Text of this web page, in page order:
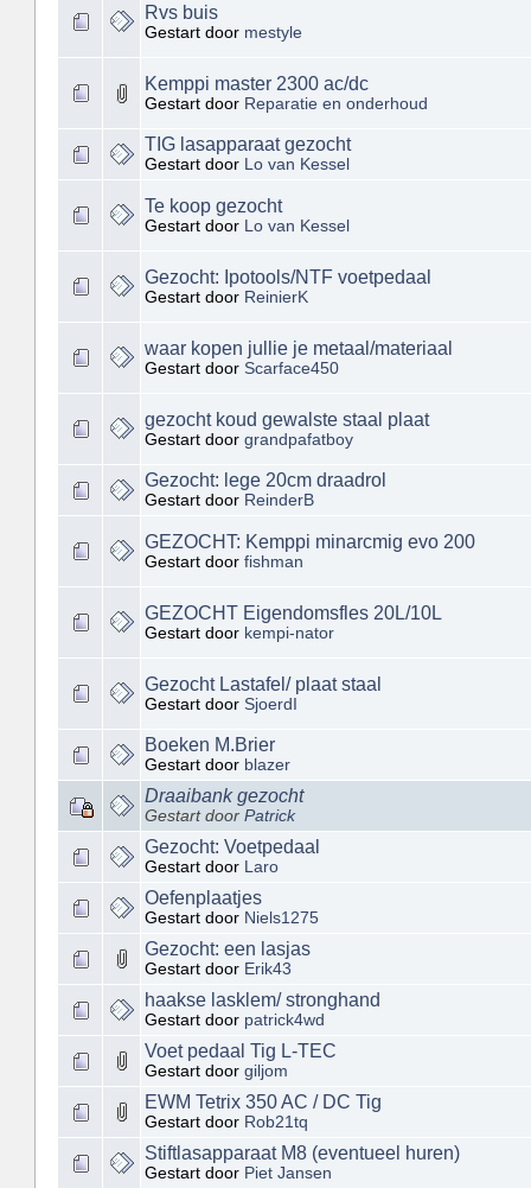
Rvs buis
Gestart door mestyle
Kemppi master 2300 ac/dc
Gestart door Reparatie en onderhoud
TIG lasapparaat gezocht
Gestart door Lo van Kessel
Te koop gezocht
Gestart door Lo van Kessel
Gezocht: Ipotools/NTF voetpedaal
Gestart door ReinierK
waar kopen jullie je metaal/materiaal
Gestart door Scarface450
gezocht koud gewalste staal plaat
Gestart door grandpafatboy
Gezocht: lege 20cm draadrol
Gestart door ReinderB
GEZOCHT: Kemppi minarcmig evo 200
Gestart door fishman
GEZOCHT Eigendomsfles 20L/10L
Gestart door kempi-nator
Gezocht Lastafel/ plaat staal
Gestart door SjoerdI
Boeken M.Brier
Gestart door blazer
Draaibank gezocht
Gestart door Patrick
Gezocht: Voetpedaal
Gestart door Laro
Oefenplaatjes
Gestart door Niels1275
Gezocht: een lasjas
Gestart door Erik43
haakse lasklem/ stronghand
Gestart door patrick4wd
Voet pedaal Tig L-TEC
Gestart door giljom
EWM Tetrix 350 AC / DC Tig
Gestart door Rob21tq
Stiftlasapparaat M8 (eventueel huren)
Gestart door Piet Jansen